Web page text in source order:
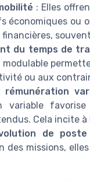
: Elles
économiques ou
du temps de
ou aux
variable
Cela incite à
de poste
des missions,